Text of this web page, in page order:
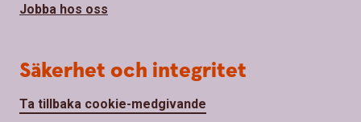
Jobba hos oss
Säkerhet och integritet
Ta tillbaka cookie-medgivande